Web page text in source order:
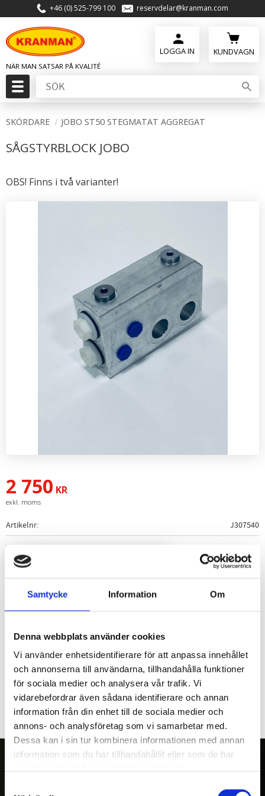
Samtycke Information Om
Denna webbplats använder cookies
Vi använder enhetsidentifierare för att anpassa innehållet
och annonserna till användarna, tillhandahålla funktioner
för sociala medier och analysera vår trafik. Vi
vidarebefordrar även sådana identifierare och annan
information från din enhet till de sociala medier och
annons- och analysföretag som vi samarbetar med.
Dessa kan i sin tur kombinera informationen med annan
information som du har tillhandahållit eller som de har
Meny
+46 (0) 525-799 100 reservdelar@kranman.com
KUNDVAGN
SKÖRDARE JOBO ST50 STEGMATAT AGGREGAT
SÅGSTYRBLOCK JOBO
OBS! Finns i två varianter!
2 750 KR
Artikelnr J307540
LOGGA IN FÖR ATT HANDLA
Sågstyrblock Jobo ST50.
på sågcylindern eller ej.
Var vänlig uppge s/nr på ditt Jobo aggregat, så kollar vi med
tillverkaren...